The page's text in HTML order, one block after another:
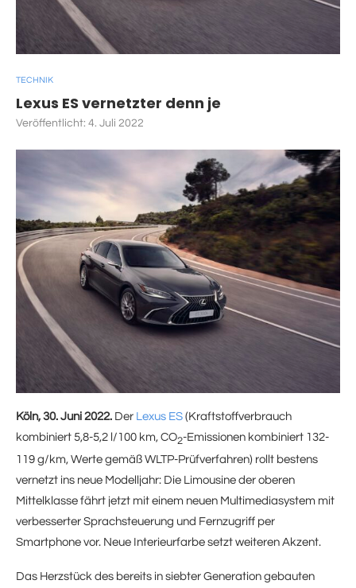
TECHNIK
Lexus ES vernetzter denn je
Veröffentlicht: 4. Juli 2022
Köln, 30. Juni 2022. Der Lexus ES (Kraftstoffverbrauch
kombiniert 5,8-5,2 l/100 km, CO2-Emissionen kombiniert 132-
119 g/km, Werte gemäß WLTP-Prüfverfahren) rollt bestens
vernetzt ins neue Modelljahr: Die Limousine der oberen
Mittelklasse fährt jetzt mit einem neuen Multimediasystem mit
verbesserter Sprachsteuerung und Fernzugriff per
Smartphone vor. Neue Interieurfarbe setzt weiteren Akzent.
Das Herzstück des bereits in siebter Generation gebauten